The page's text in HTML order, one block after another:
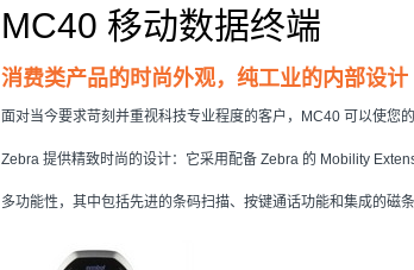
MC40 移动数据终端
消费类产品的时尚外观，纯工业的内部设计
面对当今要求苛刻并重视科技专业程度的客户，MC40 可以使您
Zebra 提供精致时尚的设计：它采用配备 Zebra 的 Mobility
多功能性，其中包括先进的条码扫描、按键通话功能和集成的磁条